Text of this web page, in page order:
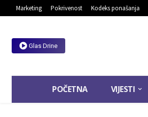
Marketing Pokrivenost Kodeks ponašanja
Glas Drine
POČETNA VIJESTI